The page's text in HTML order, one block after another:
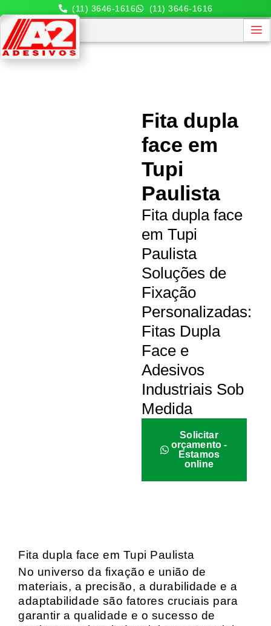
(11) 3646-1616 (11) 3646-1616
Fita dupla
face em
Tupi
Paulista
Fita dupla face
em Tupi
Paulista
Soluções de
Fixação
Personalizadas:
Fitas Dupla
Face e
Adesivos
Industriais Sob
Medida
Solicitar
orçamento -
Estamos
online
Fita dupla face em Tupi Paulista
No universo da fixação e união de
materiais, a precisão, a durabilidade e a
adaptabilidade são fatores cruciais para
garantir a qualidade e o sucesso de